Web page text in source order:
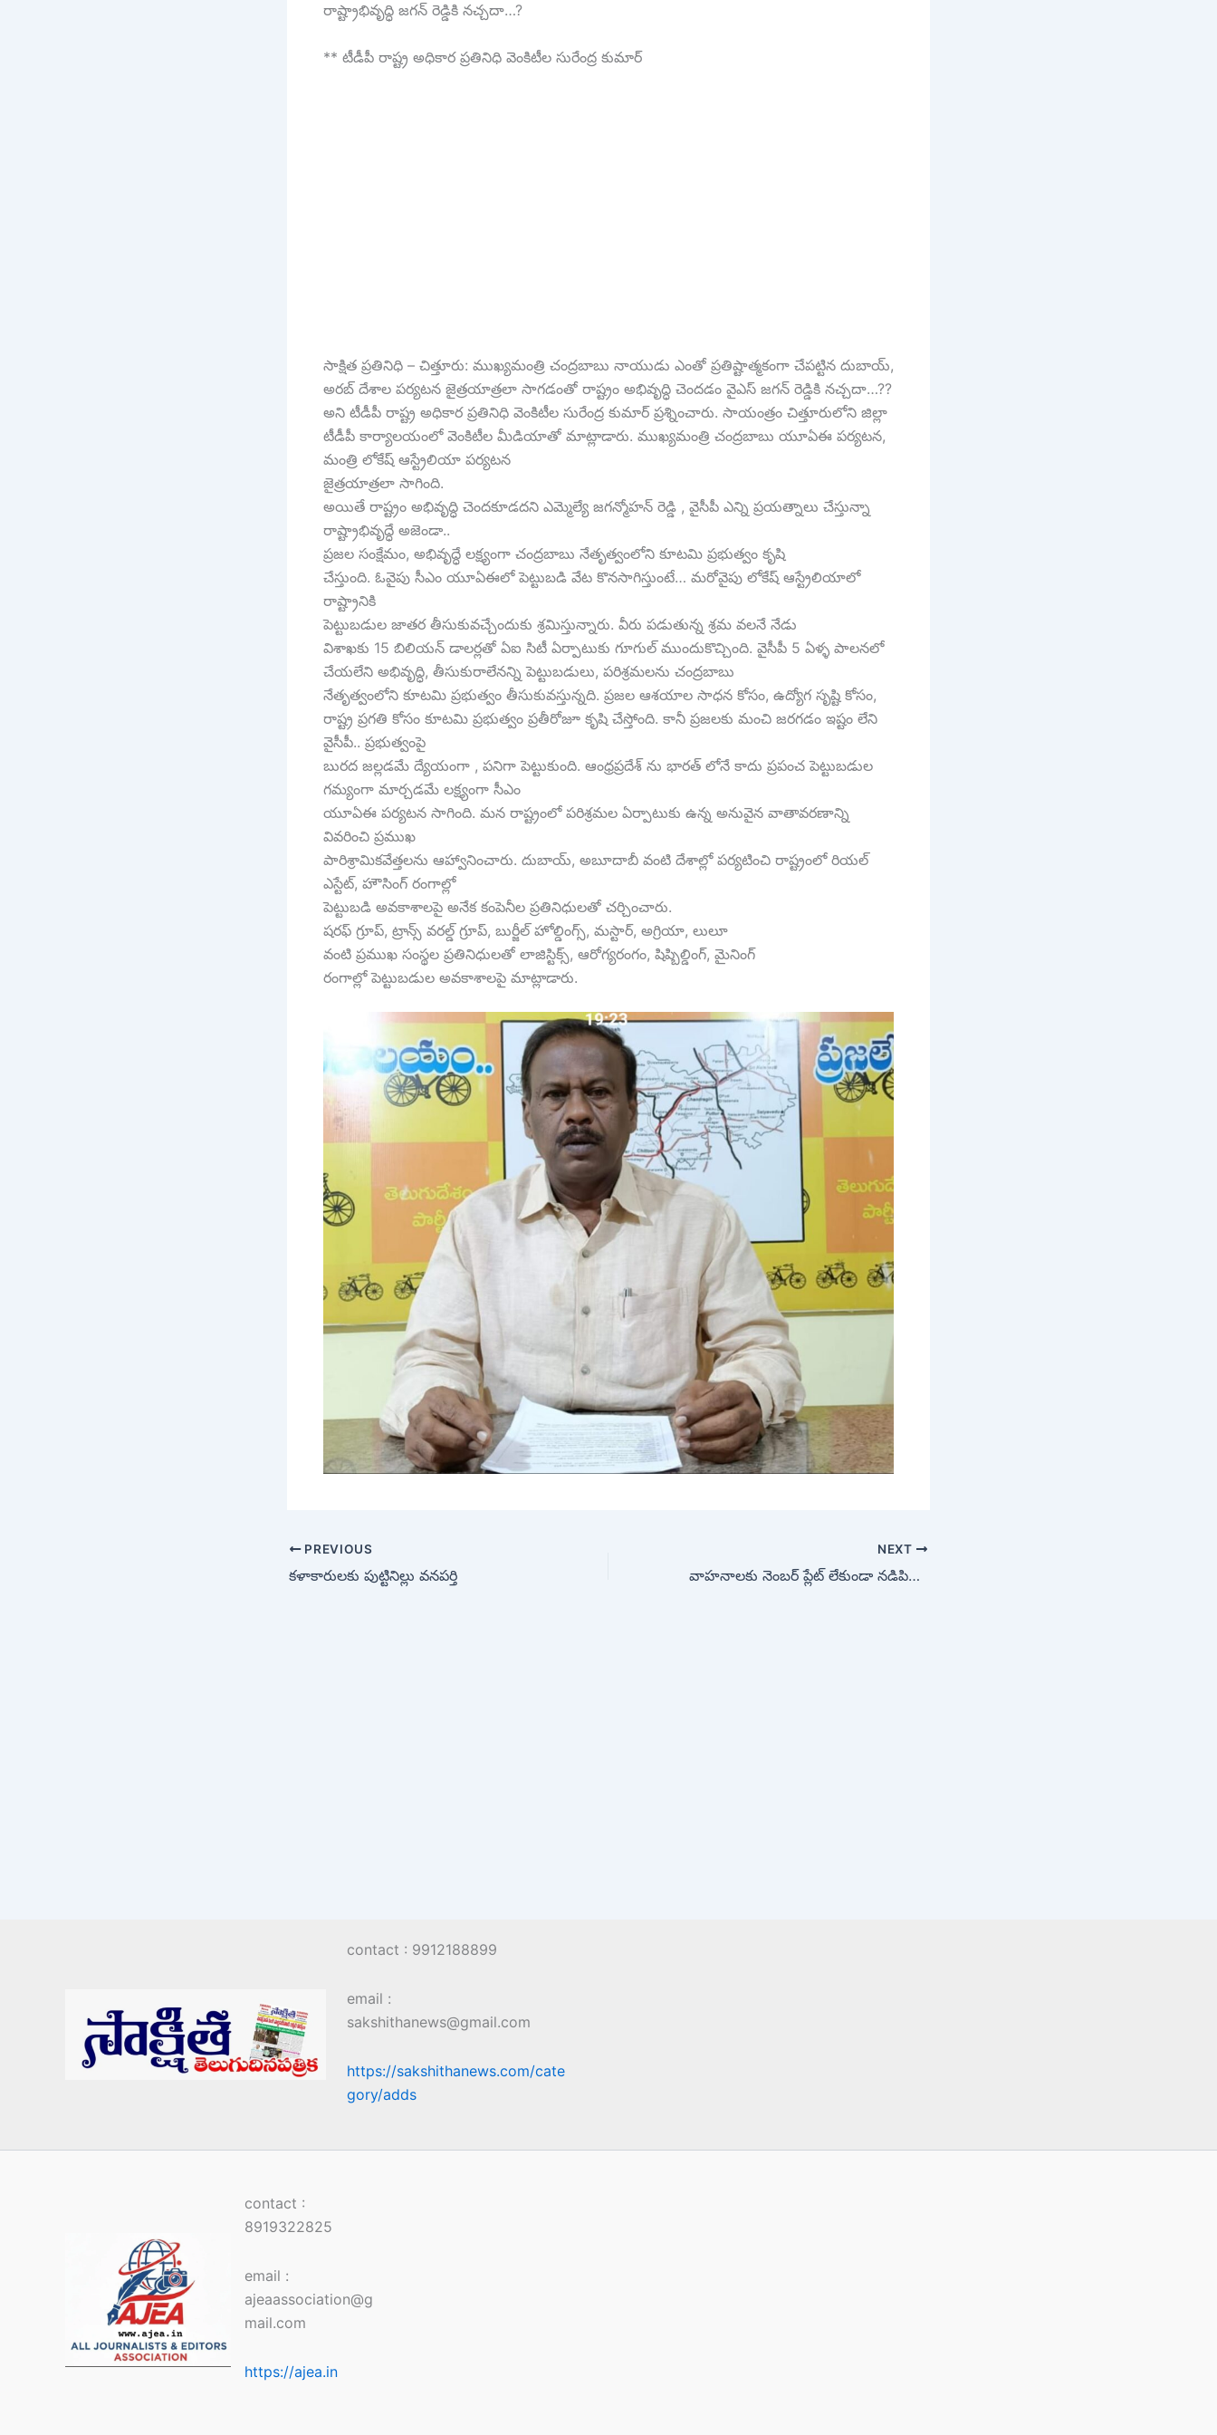
రాష్ట్రాభివృద్ధి జగన్ రెడ్డికి నచ్చదా…?
** టీడీపీ రాష్ట్ర అధికార ప్రతినిధి వెంకిటీల సురేంద్ర కుమార్
సాక్షిత ప్రతినిధి – చిత్తూరు: ముఖ్యమంత్రి చంద్రబాబు నాయుడు ఎంతో ప్రతిష్టాత్మకంగా చేపట్టిన దుబాయ్,
అరబ్ దేశాల పర్యటన జైత్రయాత్రలా సాగడంతో రాష్ట్రం అభివృద్ధి చెందడం వైఎస్ జగన్ రెడ్డికి నచ్చదా…??
అని టీడీపీ రాష్ట్ర అధికార ప్రతినిధి వెంకిటీల సురేంద్ర కుమార్ ప్రశ్నించారు. సాయంత్రం చిత్తూరులోని జిల్లా
టీడీపీ కార్యాలయంలో వెంకిటీల మీడియాతో మాట్లాడారు. ముఖ్యమంత్రి చంద్రబాబు యూఏఈ పర్యటన,
మంత్రి లోకేష్ ఆస్ట్రేలియా పర్యటన
జైత్రయాత్రలా సాగింది.
అయితే రాష్ట్రం అభివృద్ధి చెందకూడదని ఎమ్మెల్యే జగన్మోహన్ రెడ్డి , వైసీపీ ఎన్ని ప్రయత్నాలు చేస్తున్నా
రాష్ట్రాభివృద్ధే అజెండా..
ప్రజల సంక్షేమం, అభివృద్ధే లక్ష్యంగా చంద్రబాబు నేతృత్వంలోని కూటమి ప్రభుత్వం కృషి
చేస్తుంది. ఓవైపు సీఎం యూఏఈలో పెట్టుబడి వేట కొనసాగిస్తుంటే… మరోవైపు లోకేష్ ఆస్ట్రేలియాలో
రాష్ట్రానికి
పెట్టుబడుల జాతర తీసుకువచ్చేందుకు శ్రమిస్తున్నారు. వీరు పడుతున్న శ్రమ వలనే నేడు
విశాఖకు 15 బిలియన్ డాలర్లతో ఏఐ సిటీ ఏర్పాటుకు గూగుల్ ముందుకొచ్చింది. వైసీపీ 5 ఏళ్ళ పాలనలో
చేయలేని అభివృద్ధి, తీసుకురాలేనన్ని పెట్టుబడులు, పరిశ్రమలను చంద్రబాబు
నేతృత్వంలోని కూటమి ప్రభుత్వం తీసుకువస్తున్నది. ప్రజల ఆశయాల సాధన కోసం, ఉద్యోగ సృష్టి కోసం,
రాష్ట్ర ప్రగతి కోసం కూటమి ప్రభుత్వం ప్రతీరోజూ కృషి చేస్తోంది. కానీ ప్రజలకు మంచి జరగడం ఇష్టం లేని
వైసీపీ.. ప్రభుత్వంపై
బురద జల్లడమే ద్యేయంగా , పనిగా పెట్టుకుంది. ఆంధ్రప్రదేశ్ ను భారత్ లోనే కాదు ప్రపంచ పెట్టుబడుల
గమ్యంగా మార్చడమే లక్ష్యంగా సీఎం
యూఏఈ పర్యటన సాగింది. మన రాష్ట్రంలో పరిశ్రమల ఏర్పాటుకు ఉన్న అనువైన వాతావరణాన్ని
వివరించి ప్రముఖ
పారిశ్రామికవేత్తలను ఆహ్వానించారు. దుబాయ్, అబూదాబీ వంటి దేశాల్లో పర్యటించి రాష్ట్రంలో రియల్
ఎస్టేట్, హౌసింగ్ రంగాల్లో
పెట్టుబడి అవకాశాలపై అనేక కంపెనీల ప్రతినిధులతో చర్చించారు.
షరఫ్ గ్రూప్, ట్రాన్స్ వరల్డ్ గ్రూప్, బుర్జీల్ హోల్డింగ్స్, మస్టార్, అగ్రియా, లులూ
వంటి ప్రముఖ సంస్థల ప్రతినిధులతో లాజిస్టిక్స్, ఆరోగ్యరంగం, షిప్బిల్డింగ్, మైనింగ్
రంగాల్లో పెట్టుబడుల అవకాశాలపై మాట్లాడారు.
PREVIOUS
కళాకారులకు పుట్టినిల్లు వనపర్తి
NEXT
వాహనాలకు నెంబర్ ప్లేట్ లేకుండా నడిపితే కఠిన చర్యలు: డిటెక్టివ్ ఇన్‌స్పెక్టర్‌ సమరం రెడ్డి
contact : 9912188899
email :
sakshithanews@gmail.com
https://sakshithanews.com/cate
gory/adds
contact :
8919322825
email :
ajeaassociation@g
mail.com
https://ajea.in